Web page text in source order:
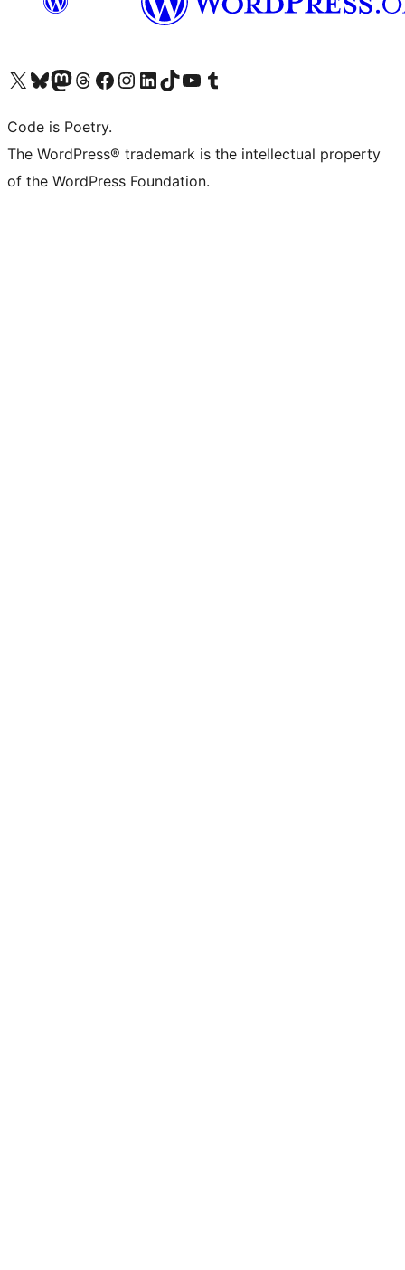
Visita il nostro account X (ex Twitter)
Visita il nostro account Bluesky
Visita il nostro account Mastodon
Visita il nostro account Threads
Visita la nostra pagina Facebook
Visita il nostro account Instagram
Visita il nostro account LinkedIn
Visita il nostro account TikTok
Visita il nostro canale YouTube
Visita il nostro account Tumblr
Code is Poetry.
The WordPress® trademark is the intellectual property
of the WordPress Foundation.